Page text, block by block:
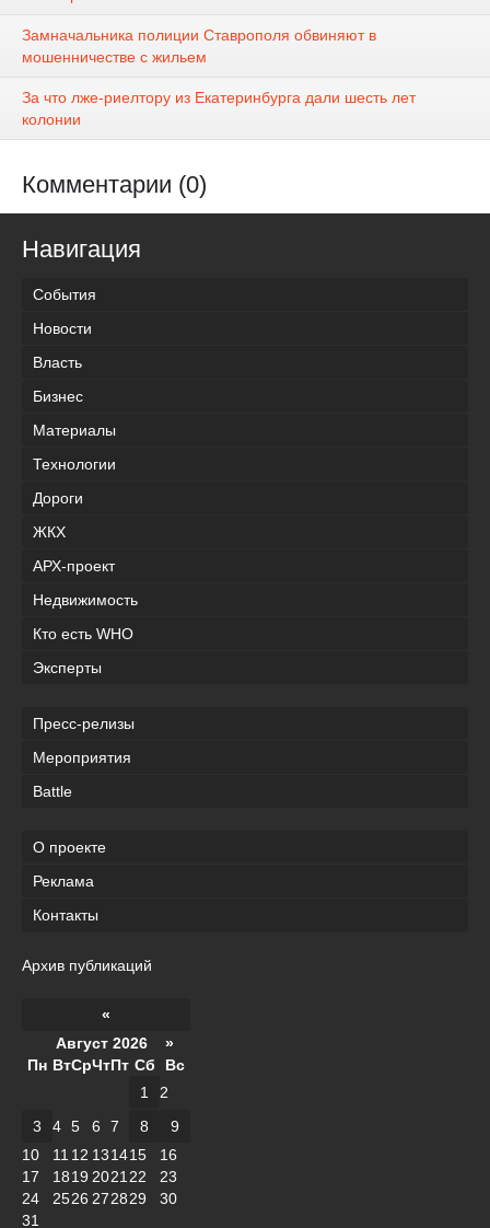
Замначальника полиции Ставрополя обвиняют в
мошенничестве с жильем
За что лже-риелтору из Екатеринбурга дали шесть лет
колонии
Комментарии (0)
Навигация
События
Новости
Власть
Бизнес
Материалы
Технологии
Дороги
ЖКХ
АРХ-проект
Недвижимость
Кто есть WHO
Эксперты
Пресс-релизы
Мероприятия
Battle
О проекте
Реклама
Контакты
Архив публикаций
«
Август 2026 »
Пн ВтСрЧтПт Сб
Вс
1
2
3
4 5 6 7 8
9
10
11 12 131415
16
17
1819 2021 22
23
24
2526 272829
30
31